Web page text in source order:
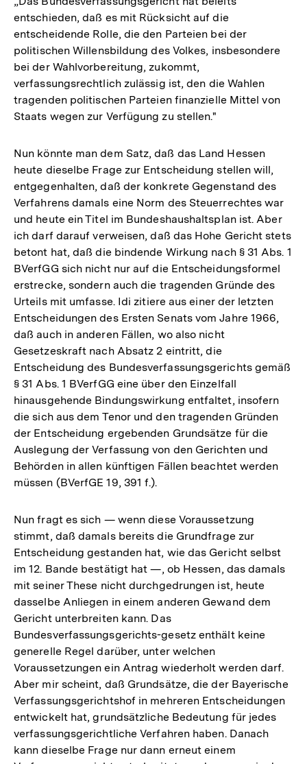
entschieden, daß es mit Rücksicht auf die
entscheidende Rolle, die den Parteien bei der
politischen Willensbildung des Volkes, insbesondere
bei der Wahlvorbereitung, zukommt,
verfassungsrechtlich zulässig ist, den die Wahlen
tragenden politischen Parteien finanzielle Mittel von
Staats wegen zur Verfügung zu stellen."
Nun könnte man dem Satz, daß das Land Hessen
heute dieselbe Frage zur Entscheidung stellen will,
entgegenhalten, daß der konkrete Gegenstand des
Verfahrens damals eine Norm des Steuerrechtes war
und heute ein Titel im Bundeshaushaltsplan ist. Aber
ich darf darauf verweisen, daß das Hohe Gericht stets
betont hat, daß die bindende Wirkung nach § 31 Abs. 1
BVerfGG sich nicht nur auf die Entscheidungsformel
erstrecke, sondern auch die tragenden Gründe des
Urteils mit umfasse. Idi zitiere aus einer der letzten
Entscheidungen des Ersten Senats vom Jahre 1966,
daß auch in anderen Fällen, wo also nicht
Gesetzeskraft nach Absatz 2 eintritt, die
Entscheidung des Bundesverfassungsgerichts gemäß
§ 31 Abs. 1 BVerfGG eine über den Einzelfall
hinausgehende Bindungswirkung entfaltet, insofern
die sich aus dem Tenor und den tragenden Gründen
der Entscheidung ergebenden Grundsätze für die
Auslegung der Verfassung von den Gerichten und
Behörden in allen künftigen Fällen beachtet werden
müssen (BVerfGE 19, 391 f.).
Nun fragt es sich — wenn diese Voraussetzung
stimmt, daß damals bereits die Grundfrage zur
Entscheidung gestanden hat, wie das Gericht selbst
im 12. Bande bestätigt hat —, ob Hessen, das damals
mit seiner These nicht durchgedrungen ist, heute
dasselbe Anliegen in einem anderen Gewand dem
Gericht unterbreiten kann. Das
Bundesverfassungsgerichts-gesetz enthält keine
generelle Regel darüber, unter welchen
Voraussetzungen ein Antrag wiederholt werden darf.
Aber mir scheint, daß Grundsätze, die der Bayerische
Verfassungsgerichtshof in mehreren Entscheidungen
entwickelt hat, grundsätzliche Bedeutung für jedes
verfassungsgerichtliche Verfahren haben. Danach
kann dieselbe Frage nur dann erneut einem